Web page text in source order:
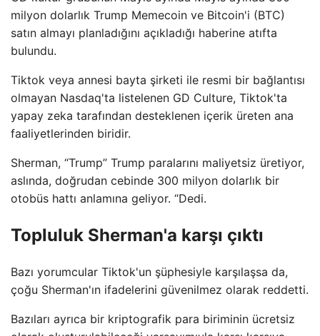
milyon dolarlık Trump Memecoin ve Bitcoin'i (BTC)
satın almayı planladığını açıkladığı haberine atıfta
bulundu.
Tiktok veya annesi bayta şirketi ile resmi bir bağlantısı
olmayan Nasdaq'ta listelenen GD Culture, Tiktok'ta
yapay zeka tarafından desteklenen içerik üreten ana
faaliyetlerinden biridir.
Sherman, “Trump” Trump paralarını maliyetsiz üretiyor,
aslında, doğrudan cebinde 300 milyon dolarlık bir
otobüs hattı anlamına geliyor. “Dedi.
Topluluk Sherman'a karşı çıktı
Bazı yorumcular Tiktok'un şüphesiyle karşılaşsa da,
çoğu Sherman'ın ifadelerini güvenilmez olarak reddetti.
Bazıları ayrıca bir kriptografik para biriminin ücretsiz